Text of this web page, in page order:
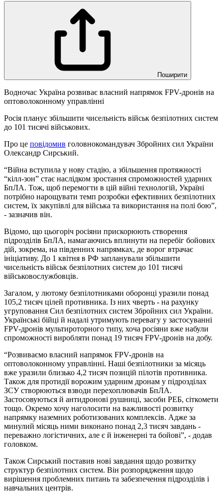
Поширити
Водночас Україна розвиває власний напрямок FPV-дронів на
оптоволоконному управлінні
Росія планує збільшити чисельність військ безпілотних систем
до 101 тисячі військових.
Про це повідомив головнокомандувач Збройних сил України
Олександр Сирський.
“Війна вступила у нову стадію, а збільшення протяжності
“кілл-зон” стає наслідком зростання спроможностей ударних
БпЛА. Тож, щоб перемогти в цій війні технологій, Україні
потрібно нарощувати темп розробки ефективних безпілотних
систем, їх закупівлі для війська та використання на полі бою”,
- зазначив він.
Відомо, що цьогоріч росіяни прискорюють створення
підрозділів БпЛА, намагаючись вплинути на перебіг бойових
дій, зокрема, на південних напрямках, де ворог втрачає
ініціативу. До 1 квітня в РФ запланували збільшити
чисельність військ безпілотних систем до 101 тисячі
військовослужбовців.
Загалом, у лютому безпілотниками оборонці уразили понад
105,2 тисяч цілей противника. Із них чверть - на рахунку
угруповання Сил безпілотних систем Збройних сил України.
Українські бійці й надалі утримують перевагу у застосуванні
FPV-дронів мультироторного типу, хоча росіяни вже набули
спроможності виробляти понад 19 тисяч FPV-дронів на добу.
“Розвиваємо власний напрямок FPV-дронів на
оптоволоконному управлінні. Наші безпілотники за місяць
вже уразили близько 4,2 тисяч позицій пілотів противника.
Також для протидії ворожим ударним дронам у підрозділах
ЗСУ створюються взводи перехоплювачів БпЛА.
Застосовуються й антидронові рушниці, засоби РЕБ, сіткомети
тощо. Окремо хочу наголосити на важливості розвитку
напрямку наземних роботизованих комплексів. Адже за
минулий місяць ними виконано понад 2,3 тисяч завдань -
переважно логістичних, але є й інженерні та бойові”, - додав
головком.
Також Сирський поставив нові завдання щодо розвитку
структур безпілотних систем. Він розпорядження щодо
вирішення проблемних питань та забезпечення підрозділів і
навчальних центрів.